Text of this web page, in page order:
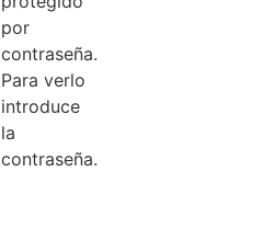
por
contraseña.
Para verlo
introduce
la
contraseña.